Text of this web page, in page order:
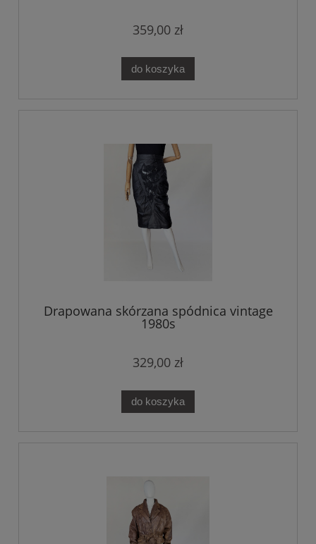
359,00 zł
do koszyka
Drapowana skórzana spódnica vintage
1980s
329,00 zł
do koszyka